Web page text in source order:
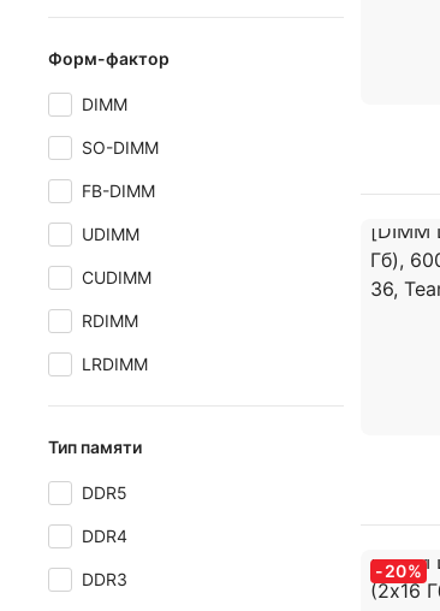
Форм-фактор
DIMM
SO-DIMM
FB-DIMM
UDIMM
CUDIMM
RDIMM
LRDIMM
Тип памяти
DDR5
DDR4
DDR3 -20%